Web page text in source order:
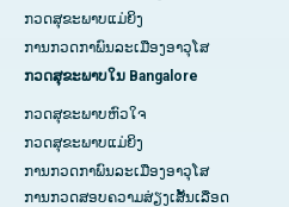
ກວດສຸຂະພາບແມ່ຍິງ
ການກວດກາພົນລະເມືອງອາວຸໂສ
ກວດສຸຂະພາບໃນ Bangalore
ກວດສຸຂະພາບຫົວໃຈ
ກວດສຸຂະພາບແມ່ຍິງ
ການກວດກາພົນລະເມືອງອາວຸໂສ
ການກວດສອບຄວາມສ່ຽງເສັ້ນເລືອດ